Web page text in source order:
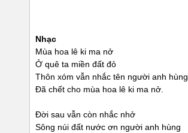
Nhạc
Mùa hoa lê ki ma nở
Ở quê ta miền đất đỏ
Thôn xóm vẫn nhắc tên người anh hùng
Đã chết cho mùa hoa lê ki ma nở.
Đời sau vẫn còn nhắc nhở
Sông núi đất nước ơn người anh hùng